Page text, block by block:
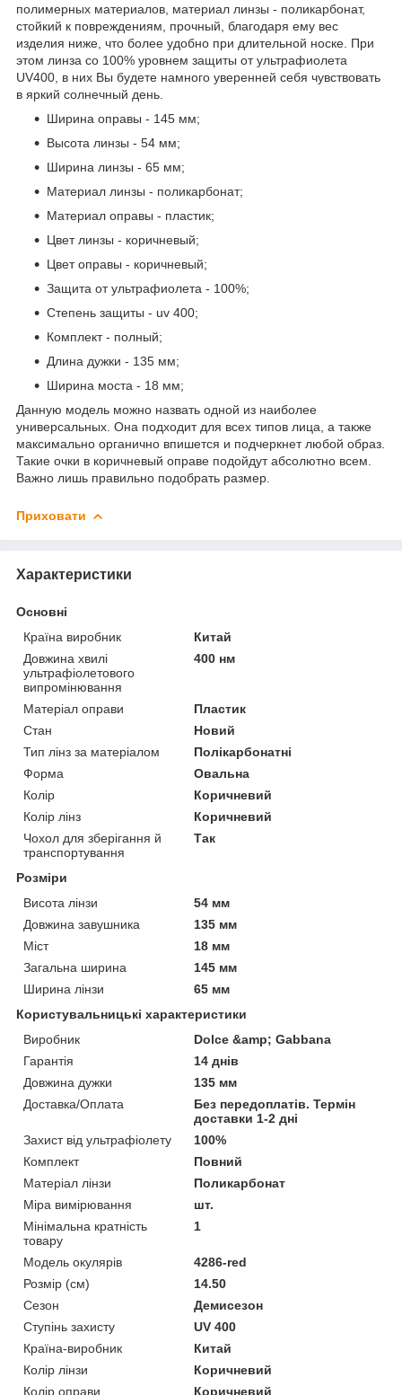
полимерных материалов, материал линзы - поликарбонат,
стойкий к повреждениям, прочный, благодаря ему вес
изделия ниже, что более удобно при длительной носке. При
этом линза со 100% уровнем защиты от ультрафиолета
UV400, в них Вы будете намного уверенней себя чувствовать
в яркий солнечный день.
Ширина оправы - 145 мм;
Высота линзы - 54 мм;
Ширина линзы - 65 мм;
Материал линзы - поликарбонат;
Материал оправы - пластик;
Цвет линзы - коричневый;
Цвет оправы - коричневый;
Защита от ультрафиолета - 100%;
Степень защиты - uv 400;
Комплект - полный;
Длина дужки - 135 мм;
Ширина моста - 18 мм;
Данную модель можно назвать одной из наиболее
универсальных. Она подходит для всех типов лица, а также
максимально органично впишется и подчеркнет любой образ.
Такие очки в коричневый оправе подойдут абсолютно всем.
Важно лишь правильно подобрать размер.
Приховати
Характеристики
Основні
Країна виробник
Китай
Довжина хвилі
ультрафіолетового
випромінювання
400 нм
Матеріал оправи
Пластик
Стан
Новий
Тип лінз за матеріалом
Полікарбонатні
Форма
Овальна
Колір
Коричневий
Колір лінз
Коричневий
Чохол для зберігання й
транспортування
Так
Розміри
Висота лінзи
54 мм
Довжина завушника
135 мм
Міст
18 мм
Загальна ширина
145 мм
Ширина лінзи
65 мм
Користувальницькі характеристики
Виробник
Dolce &amp; Gabbana
Гарантія
14 днів
Довжина дужки
135 мм
Доставка/Оплата
Без передоплатів. Термін
доставки 1-2 дні
Захист від ультрафіолету
100%
Комплект
Повний
Матеріал лінзи
Поликарбонат
Міра вимірювання
шт.
Мінімальна кратність
товару
1
Модель окулярів
4286-red
Розмір (см)
14.50
Сезон
Демисезон
Ступінь захисту
UV 400
Країна-виробник
Китай
Колір лінзи
Коричневий
Колір оправи
Коричневий